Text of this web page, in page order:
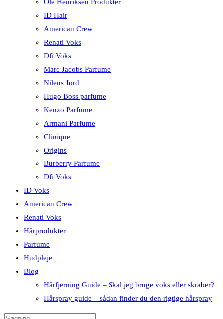
Ole Henriksen Produkter
ID Hair
American Crew
Renati Voks
Dfi Voks
Marc Jacobs Parfume
Nilens Jord
Hugo Boss parfume
Kenzo Parfume
Armani Parfume
Clinique
Origins
Burberry Parfume
Dfi Voks
ID Voks
American Crew
Renati Voks
Hårprodukter
Parfume
Hudpleje
Blog
Hårfjerning Guide – Skal jeg bruge voks eller skraber?
Hårspray guide – sådan finder du den rigtige hårspray